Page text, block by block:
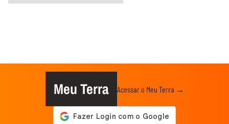
Meu Terra Acessar o Meu Terra →